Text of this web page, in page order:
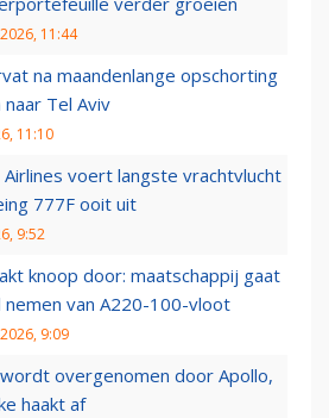
11:44
na maandenlange opschorting
naar Tel Aviv
11:10
Airlines voert langste vrachtvlucht
777F ooit uit
9:52
knoop door: maatschappij gaat
nemen van A220-100-vloot
9:09
overgenomen door Apollo,
haakt af